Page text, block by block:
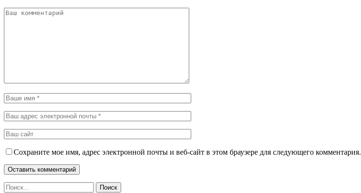
Сохраните мое имя, адрес электронной почты и веб-сайт в этом браузере для следующего комментария.